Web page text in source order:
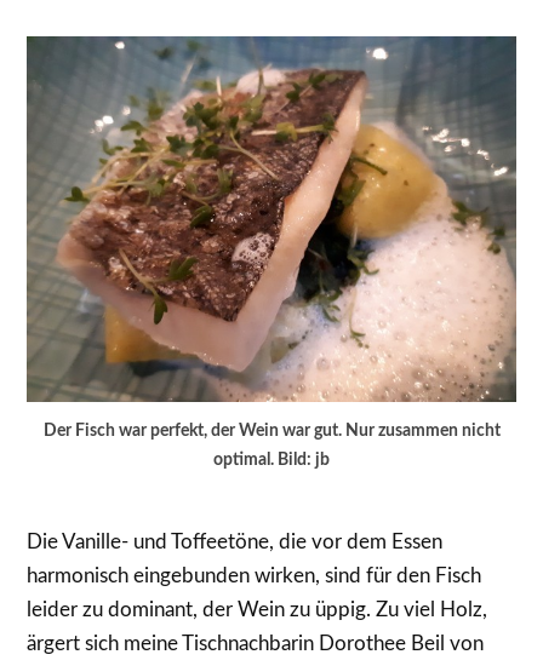
Der Fisch war perfekt, der Wein war gut. Nur zusammen nicht
optimal. Bild: jb
Die Vanille- und Toffeetöne, die vor dem Essen
harmonisch eingebunden wirken, sind für den Fisch
leider zu dominant, der Wein zu üppig. Zu viel Holz,
ärgert sich meine Tischnachbarin Dorothee Beil von